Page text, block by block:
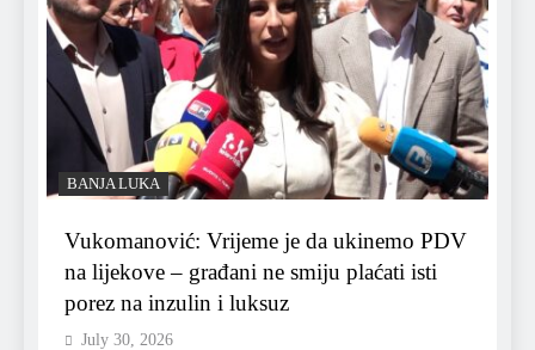
BANJA LUKA
Vukomanović: Vrijeme je da ukinemo PDV
na lijekove – građani ne smiju plaćati isti
porez na inzulin i luksuz
July 30, 2026